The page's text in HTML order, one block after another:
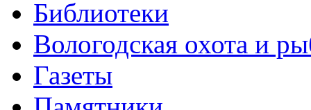
Библиотеки
Вологодская охота и
Газеты